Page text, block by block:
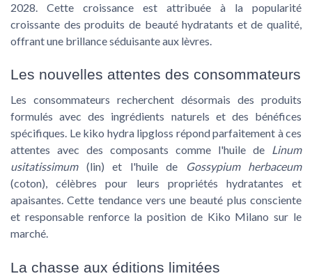
2028. Cette croissance est attribuée à la popularité
croissante des produits de beauté hydratants et de qualité,
offrant une brillance séduisante aux lèvres.
Les nouvelles attentes des consommateurs
Les consommateurs recherchent désormais des produits
formulés avec des ingrédients naturels et des bénéfices
spécifiques. Le kiko hydra lipgloss répond parfaitement à ces
attentes avec des composants comme l'huile de Linum
usitatissimum(lin) et l'huile de
Gossypium herbaceum
(coton), célèbres pour leurs propriétés hydratantes et
apaisantes. Cette tendance vers une beauté plus consciente
et responsable renforce la position de Kiko Milano sur le
marché.
La chasse aux éditions limitées